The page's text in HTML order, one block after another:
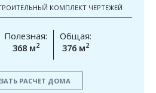
КОМПЛЕКТ ЧЕРТЕЖЕЙ
Полезная:
368 м2
Общая:
376 м2
РАСЧЕТ ДОМА